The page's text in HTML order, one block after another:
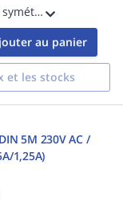
Gâche électrique 15 symétrique, à encastrer 16 mm, 4800 N, à émission de courant, 10-24V AC/DC, diode transil TVS intégrée
au panier
et les stocks
5M 230V AC /
1,25A)